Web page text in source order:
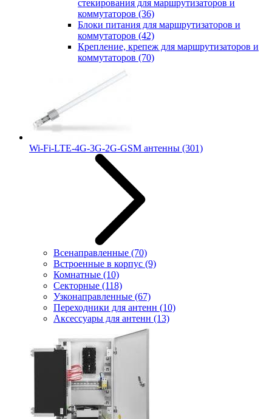
стекирования для маршрутизаторов и
коммутаторов (36)
Блоки питания для маршрутизаторов и
коммутаторов (42)
Крепление, крепеж для маршрутизаторов и
коммутаторов (70)
Wi-Fi-LTE-4G-3G-2G-GSM антенны (301)
Всенаправленные (70)
Встроенные в корпус (9)
Комнатные (10)
Секторные (118)
Узконаправленные (67)
Переходники для антенн (10)
Аксессуары для антенн (13)